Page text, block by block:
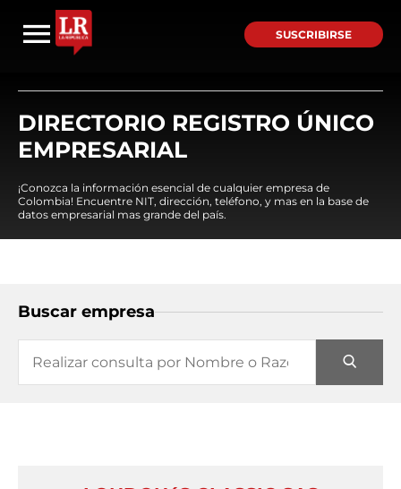
SUSCRIBIRSE
DIRECTORIO REGISTRO ÚNICO
EMPRESARIAL
¡Conozca la información esencial de cualquier empresa de
Colombia! Encuentre NIT, dirección, teléfono, y mas en la base de
datos empresarial mas grande del país.
Buscar empresa